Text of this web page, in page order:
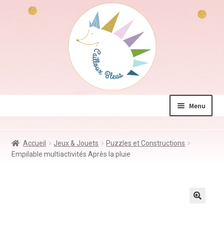
Menu
Jeux & Jouets
Accueil Jeux & Jouets
Puzzles et Constructions
Empilable multiactivités Après la pluie